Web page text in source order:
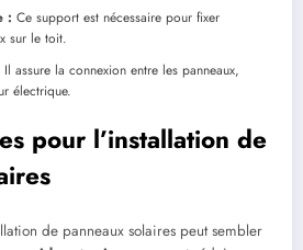
: Ce support est nécessaire pour fixer
sur le toit.
Il assure la connexion entre les panneaux,
électrique.
pour l’installation de
de panneaux solaires peut sembler